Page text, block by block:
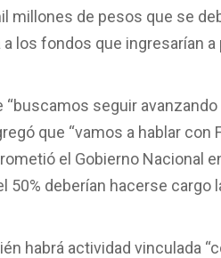
millones de pesos que se
los fondos que ingresarían a
seguir
que “vamos a hablar con
el Gobierno Nacional
deberían hacerse cargo
habrá actividad vinculada